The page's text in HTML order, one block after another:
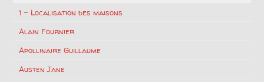
1 – Localisation des maisons
Alain Fournier
Apollinaire Guillaume
Austen Jane